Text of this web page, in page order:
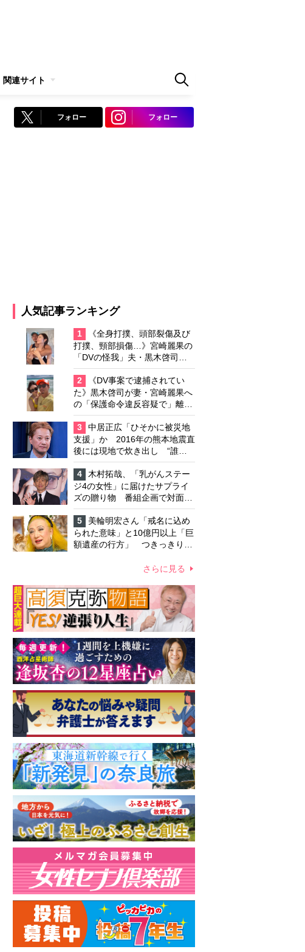
関連サイト
フォロー フォロー
人気記事ランキング
1
《全身打撲、頭部裂傷及び
打撲、頸部損傷…》宮崎麗果の
「DVの怪我」夫・黒木啓司の
逮捕で始まる「夫婦の闘争」
2
《DV事案で逮捕されてい
た》黒木啓司が妻・宮崎麗果へ
の「保護命令違反容疑で」離婚
協議は「第二ステージ」へ
3
中居正広「ひそかに被災地
支援」か 2016年の熊本地震直
後には現地で炊き出し “誰に
も知られなくて良い”と、むし
ろ強まる福祉活動への思い
4
木村拓哉、「乳がんステー
ジ4の女性」に届けたサプライ
ズの贈り物 番組企画で対面し
たファンが、夢と希望を与える
心遣いに「うれしくて号泣しま
した」
5
美輪明宏さん「戒名に込め
られた意味」と10億円以上「巨
額遺産の行方」 つきっきりで
さらに見る